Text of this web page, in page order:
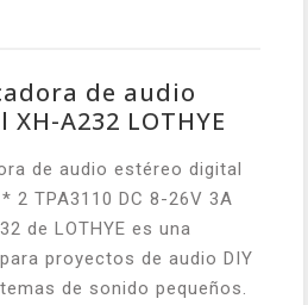
de audio
A232 LOTHYE
de audio estéreo digital
2 TPA3110 DC 8-26V 3A
de LOTHYE es una
proyectos de audio DIY
de sonido pequeños.